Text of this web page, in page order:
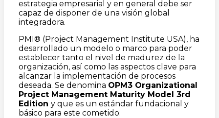
estrategia empresarial y en general debe ser
capaz de disponer de una visión global
integradora.
PMI® (Project Management Institute USA), ha
desarrollado un modelo o marco para poder
establecer tanto el nivel de madurez de la
organización, así como las aspectos clave para
alcanzar la implementación de procesos
deseada. Se denomina OPM3 Organizational
Project Management Maturity Model 3rd
Edition y que es un estándar fundacional y
básico para este cometido.